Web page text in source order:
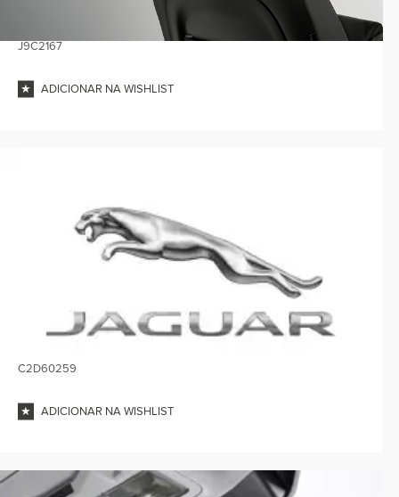
J9C2167
ADICIONAR NA WISHLIST
C2D60259
ADICIONAR NA WISHLIST